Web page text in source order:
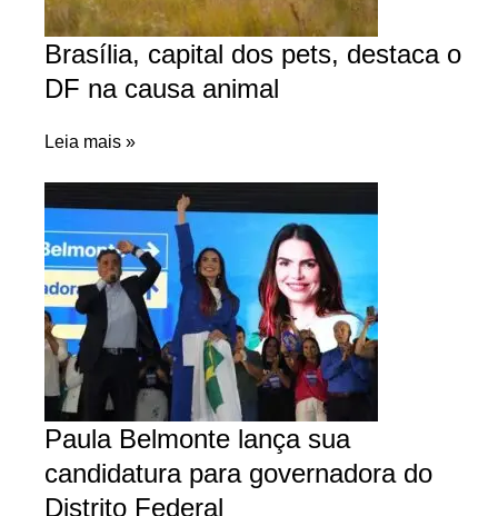
Brasília, capital dos pets, destaca o
DF na causa animal
Leia mais »
Paula Belmonte lança sua
candidatura para governadora do
Distrito Federal